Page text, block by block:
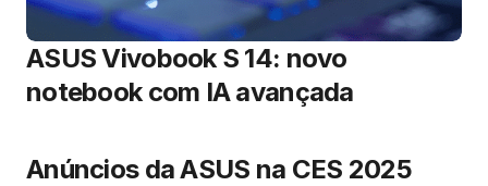
ASUS Vivobook S 14: novo
notebook com IA avançada
Anúncios da ASUS na CES 2025